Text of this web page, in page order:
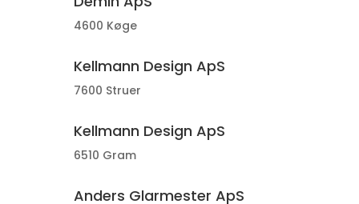
4600 Køge
Kellmann Design ApS
7600 Struer
Kellmann Design ApS
6510 Gram
Anders Glarmester ApS